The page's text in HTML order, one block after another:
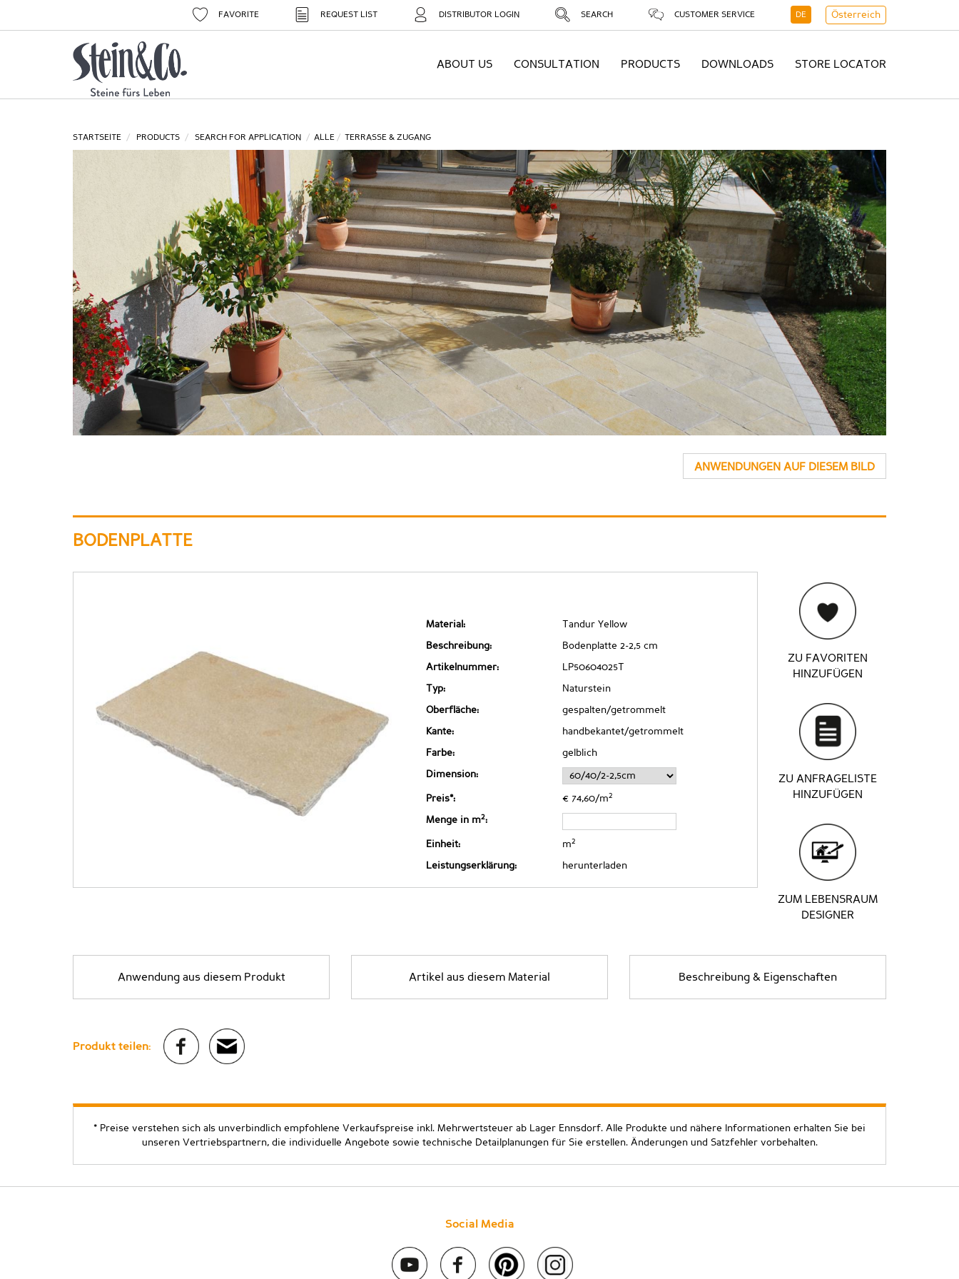
FAVORITE REQUEST LIST DISTRIBUTOR LOGIN SEARCH CUSTOMER SERVICE DE Österreich
ABOUT US CONSULTATION PRODUCTS DOWNLOADS STORE LOCATOR
STARTSEITE PRODUCTS SEARCH FOR APPLICATION ALLE TERRASSE & ZUGANG
ANWENDUNGEN AUF DIESEM BILD
BODENPLATTE
Material: Tandur Yellow
Beschreibung: Bodenplatte 2-2,5 cm
Artikelnummer: LP50604025T
Typ: Naturstein
Oberfläche: gespalten/getrommelt
Kante: handbekantet/getrommelt
Farbe: gelblich
Dimension:
Preis*: € 74,60/m2
Menge in m2:
Einheit: m2
Leistungserklärung: herunterladen
ZU FAVORITEN
HINZUFÜGEN
ZU ANFRAGELISTE
HINZUFÜGEN
ZUM LEBENSRAUM
DESIGNER
Anwendung aus diesem Produkt Artikel aus diesem Material Beschreibung & Eigenschaften
Produkt teilen:
* Preise verstehen sich als unverbindlich empfohlene Verkaufspreise inkl. Mehrwertsteuer ab Lager Ennsdorf. Alle Produkte und nähere Informationen erhalten Sie bei
unseren Vertriebspartnern, die individuelle Angebote sowie technische Detailplanungen für Sie erstellen. Änderungen und Satzfehler vorbehalten.
Social Media